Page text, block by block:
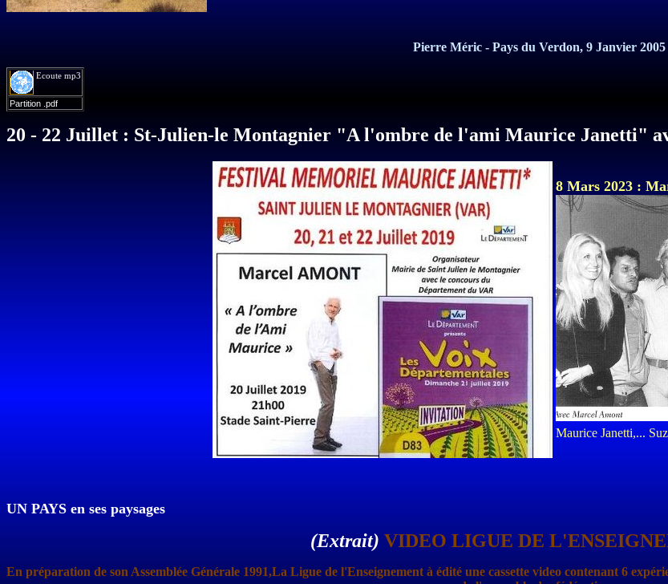
Pierre Méric - Pays du Verdon, 9 Janvier 2005
Ecoute mp3
Partition .pdf
20 - 22 Juillet : St-Julien-le Montagnier "A l'ombre de l'ami Maurice Janetti"
8 Mars 2023 :
Maurice Janetti,...
UN PAYS en ses paysages
(Extrait) VIDEO LIGUE DE
En préparation de son Assemblée Générale 1991,La Ligue de l'Enseignement à édité une cassette video contenant 6